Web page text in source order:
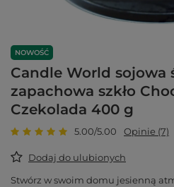
NOWOŚĆ
Candle World sojowa
zapachowa szkło
Czekolada 400 g
5.00/5.00 Opinie (7)
Dodaj do ulubionych
Stwórz w swoim domu jesienną